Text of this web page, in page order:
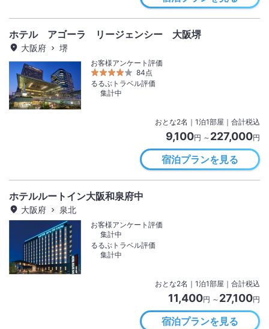
ホテル アゴーラ リージェンシー 大阪堺
大阪府 堺
お客様アンケート評価
84点
るるぶトラベル評価
集計中
おとな2名 ｜ 1泊1部屋｜合計税込
9,100円 ～ 227,000円
宿泊プランを見る
ホテルルートイン大阪和泉府中
大阪府 泉北
お客様アンケート評価
集計中
るるぶトラベル評価
集計中
おとな2名 ｜ 1泊1部屋｜合計税込
11,400円 ～ 27,100円
宿泊プランを見る